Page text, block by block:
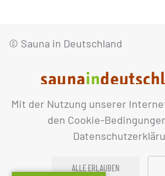
Mit der Nutzung unserer
den Cookie-
ALLE ERLAUBEN
© Sauna in Deutschland